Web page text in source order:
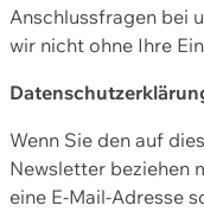
Anschlussfragen bei
wir nicht ohne Ihre
Wenn Sie den auf
Newsletter beziehen
eine E-Mail-Adresse